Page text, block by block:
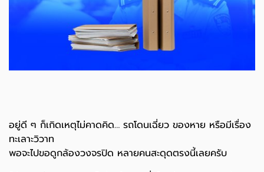
อยู่ดี ๆ ก็เกิดเหตุไม่คาดคิด… รถโดนเฉี่ยว ของหาย หรือมีเรื่อง
ทะเลาะวิวาท
พอจะไปขอดูกล้องวงจรปิด หลายคนสะดุดตรงนี้เลยครับ